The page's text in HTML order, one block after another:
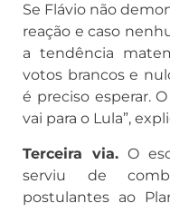
Se Flávio não
reação e caso
a tendência
votos brancos e
é preciso esperar.
vai para o Lula”,
Terceira via. O
serviu de
postulantes ao